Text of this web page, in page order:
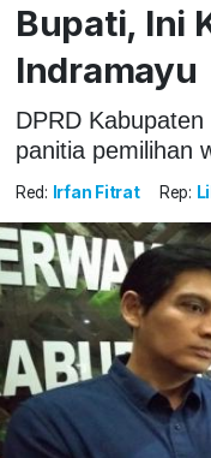
Bupati, Ini
Indramayu
DPRD
panitia pemilihan
Red: Irfan Fitrat Rep: